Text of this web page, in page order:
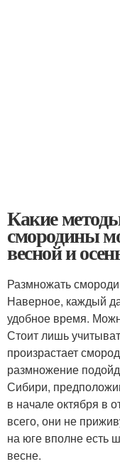
Какие
смородины
весной и
Размножать
Наверное, каждый
удобное время.
Стоит лишь
произрастает
размножение
Сибири,
в начале октября в
всего, они не
на юге вполне есть
весне.